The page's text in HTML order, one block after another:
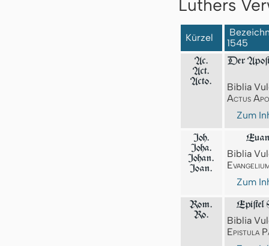
Luthers
Kürzel
1545
Ac.
Act.
Acto.
Der
Biblia
Actus
Zum
Joh.
Joha.
Johan.
Joan.
Biblia
Zum
Rom.
Ro.
Epiſtel
Biblia
Epistula